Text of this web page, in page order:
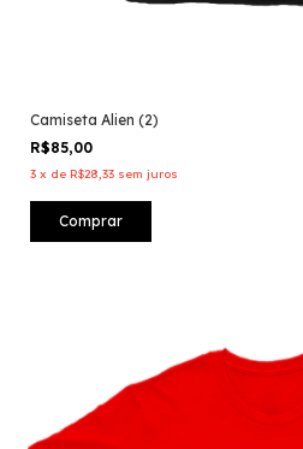
Camiseta Alien (2)
R$85,00
3 x de R$28,33 sem juros
Comprar